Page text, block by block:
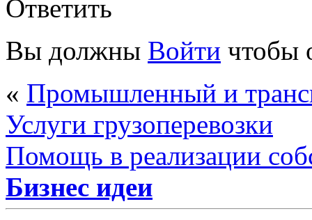
Ответить
Вы должны Войти чтобы
« Промышленный и
Услуги грузоперевозки
Помощь в реализации
Бизнес идеи